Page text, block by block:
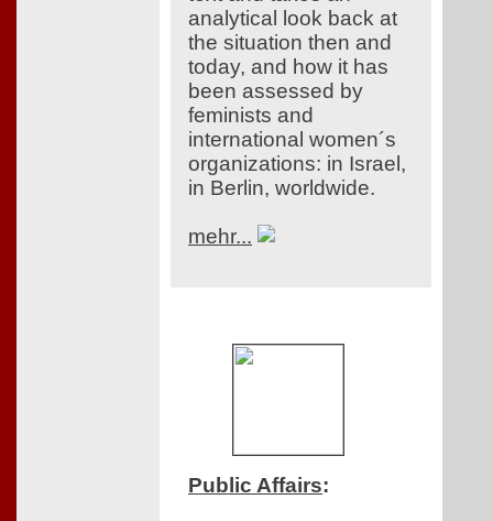
analytical look back at
the situation then and
today, and how it has
been assessed by
feminists and
international women´s
organizations: in Israel,
in Berlin, worldwide.
mehr...
Public Affairs: